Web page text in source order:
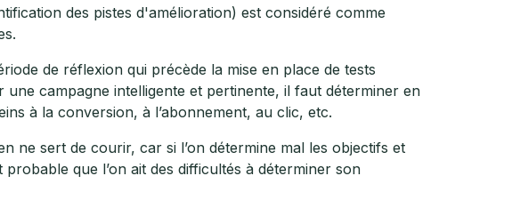
des pistes d'amélioration) est considéré comme
de réflexion qui précède la mise en place de tests
campagne intelligente et pertinente, il faut déterminer en
à la conversion, à l’abonnement, au clic, etc.
ne sert de courir, car si l’on détermine mal les objectifs et
que l’on ait des difficultés à déterminer son